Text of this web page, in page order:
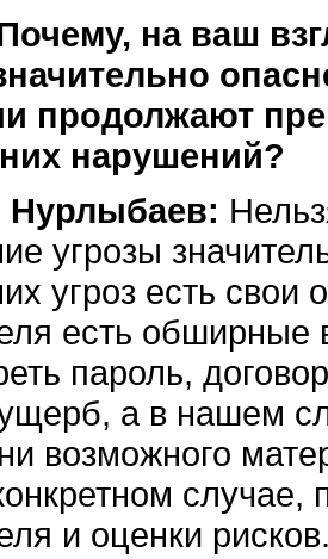
на ваш
продолжают
нарушений?
Нурлыбаев:
угрозы
угроз есть
есть обширные
пароль,
а в нашем
возможного
случае,
и оценки